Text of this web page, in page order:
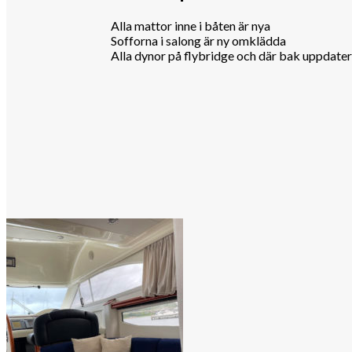
Alla mattor inne i båten är nya
Sofforna i salong är ny omklädda
Alla dynor på flybridge och där bak